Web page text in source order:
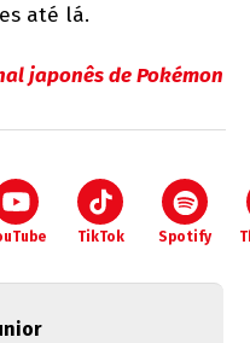
até lá.
japonês de Pokémon
TikTok Spotify